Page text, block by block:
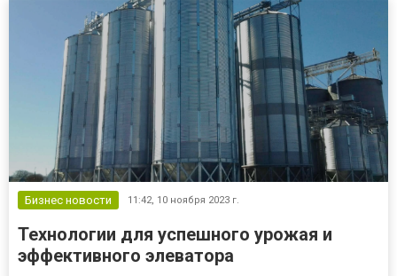
даты поездки. Стоит регулярно проверя...
Бизнес новости 11:42, 10 ноября 2023 г.
Технологии для успешного урожая и
эффективного элеватора